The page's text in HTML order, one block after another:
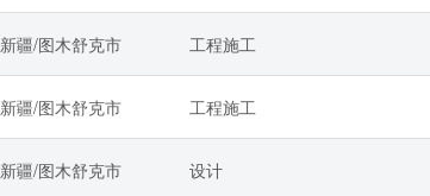
新疆/图木舒克市 工程施工
新疆/图木舒克市 工程施工
新疆/图木舒克市 设计